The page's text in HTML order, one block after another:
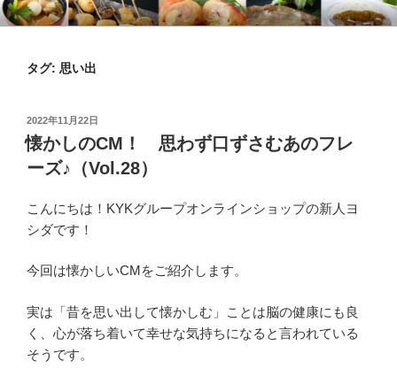
コ
ン
KYKオンラインブログ
特集 ～オンラインショップ～
タグ: 思い出
投
稿
日:
2022年11月22日
懐かしのCM！ 思わず口ずさむあのフレ
ーズ♪（Vol.28）
こんにちは！KYKグループオンラインショップの新人ヨ
シダです！
今回は懐かしいCMをご紹介します。
実は「昔を思い出して懐かしむ」ことは脳の健康にも良
く、心が落ち着いて幸せな気持ちになると言われている
そうです。